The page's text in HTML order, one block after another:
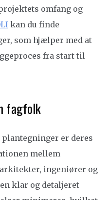
omfang og
kan du finde
som hjælper med at
fra start til
fagfolk
plantegninger er deres
mellem
ingeniører og
klar og detaljeret